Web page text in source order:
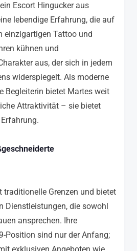
Escort Hingucker aus
lebendige Erfahrung, die auf
einzigartigen Tattoo und
kühnen und
aus, der sich in jedem
widerspiegelt. Als moderne
Begleiterin bietet Martes weit
Attraktivität – sie bietet
traditionelle Grenzen und bietet
Dienstleistungen, die sowohl
ansprechen. Ihre
Position sind nur der Anfang;